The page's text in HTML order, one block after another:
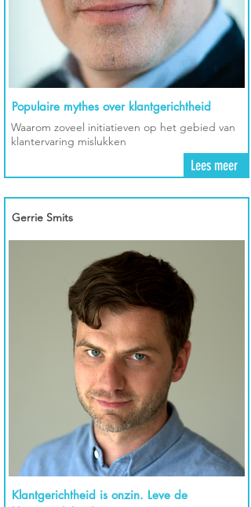
Populaire mythes over klantgerichtheid
Waarom zoveel initiatieven op het gebied van
klantervaring mislukken
Lees meer
Gerrie Smits
Klantgerichtheid is onzin. Leve de